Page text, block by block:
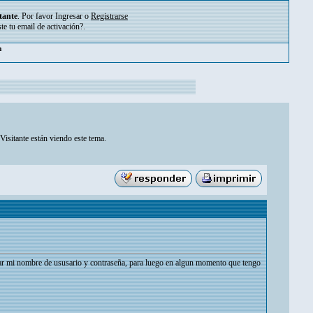
. Por favor Ingresar o Registrarse
tu email de activación?.
están viendo este tema.
nombre de ususario y contraseña, para luego en algun momento que tengo